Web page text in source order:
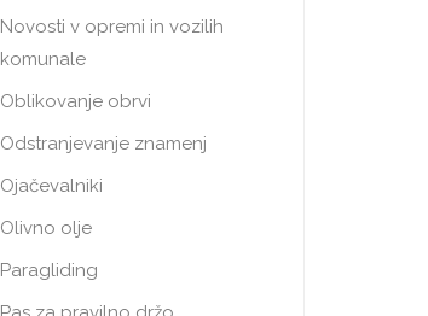
Novosti v opremi in vozilih
komunale
Oblikovanje obrvi
Odstranjevanje znamenj
Ojačevalniki
Olivno olje
Paragliding